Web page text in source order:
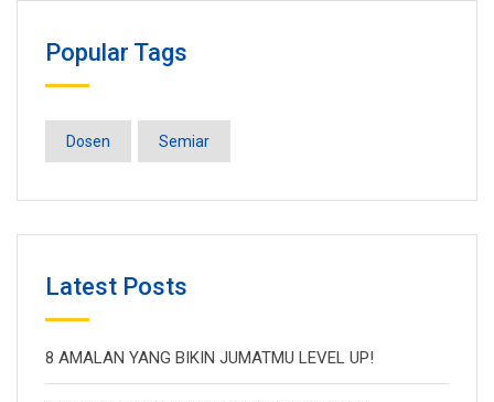
Popular Tags
Dosen Semiar
Latest Posts
8 AMALAN YANG BIKIN JUMATMU LEVEL UP!